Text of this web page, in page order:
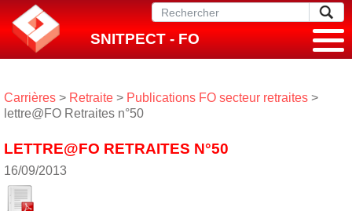
SNITPECT - FO
Carrières > Retraite > Publications FO secteur retraites >
lettre@FO Retraites n°50
LETTRE@FO RETRAITES N°50
16/09/2013